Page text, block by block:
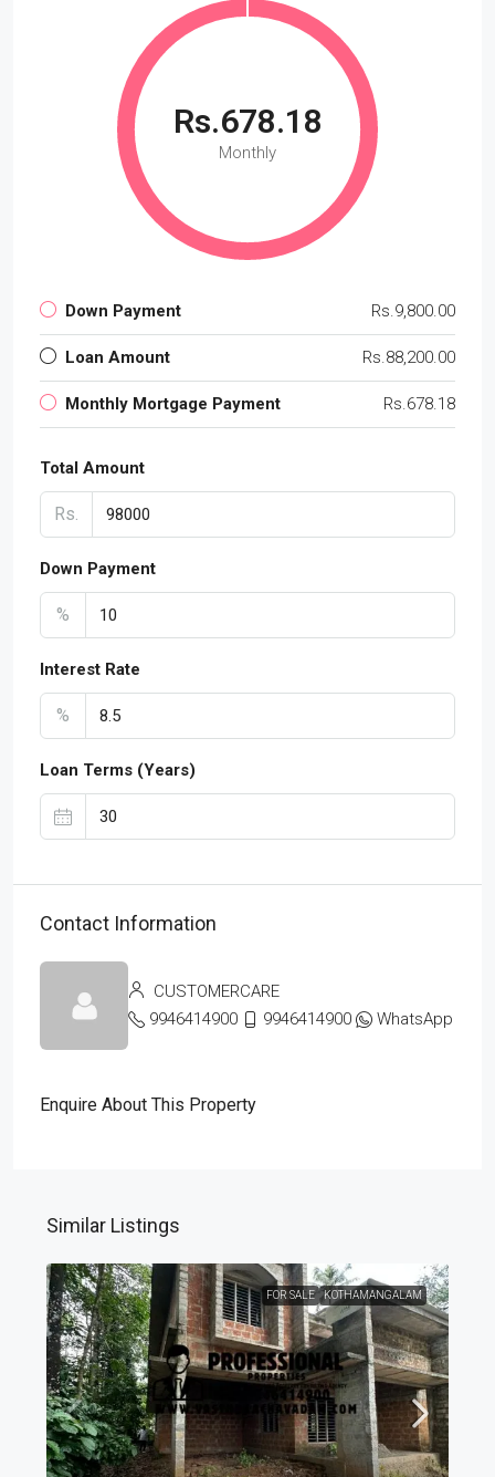
Rs.678.18
Monthly
Down Payment Rs.9,800.00
Loan Amount Rs.88,200.00
Monthly Mortgage Payment Rs.678.18
Total Amount
Rs.
Down Payment
%
Interest Rate
%
Loan Terms (Years)
Contact Information
CUSTOMERCARE
9946414900
9946414900 WhatsApp
Enquire About This Property
Similar Listings
FOR SALE KOTHAMANGALAM